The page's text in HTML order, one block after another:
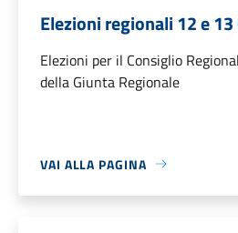
Elezioni regionali 12 e
Elezioni per il Consiglio
della Giunta Regionale
VAI ALLA PAGINA